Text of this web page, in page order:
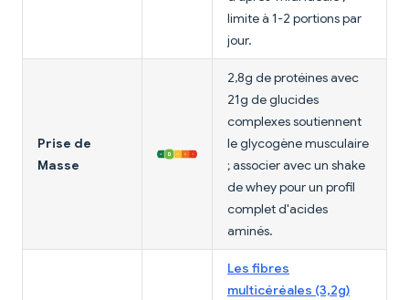
limite à 1-2 portions par
jour.
Prise de
Masse
2,8g de protéines avec
21g de glucides
complexes soutiennent
le glycogène musculaire
; associer avec un shake
de whey pour un profil
complet d'acides
aminés.
Les fibres
multicéréales (3,2g)